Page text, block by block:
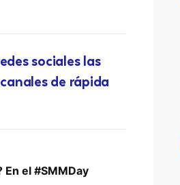
sociales las
de rápida
el #SMMDay